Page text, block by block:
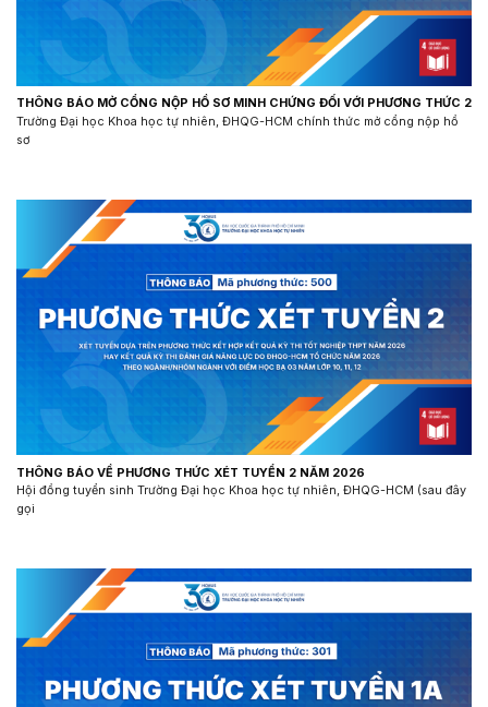
THÔNG BÁO MỞ CỔNG NỘP HỒ SƠ MINH CHỨNG ĐỐI VỚI PHƯƠNG THỨC 2
Trường Đại học Khoa học tự nhiên, ĐHQG-HCM chính thức mở cổng nộp hồ
sơ
THÔNG BÁO VỀ PHƯƠNG THỨC XÉT TUYỂN 2 NĂM 2026
Hội đồng tuyển sinh Trường Đại học Khoa học tự nhiên, ĐHQG-HCM (sau đây
gọi